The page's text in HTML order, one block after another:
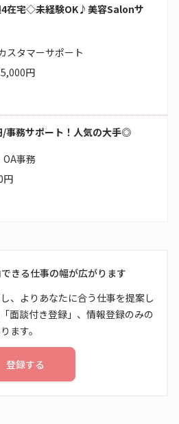
在宅◇未経験OK♪美容Salonサ
スタマーサポート
円
事務サポート！人気の大手◎
事務
円
きる仕事の幅が広がります
、よりあなたに合う仕事を提案し
面談付き登録」、情報登録のみの
ます。
登録する